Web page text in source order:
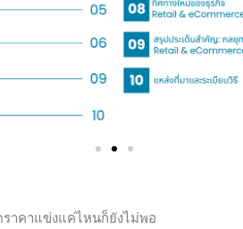
าคาแข่งแค่ไหนก็ยังไม่พอ